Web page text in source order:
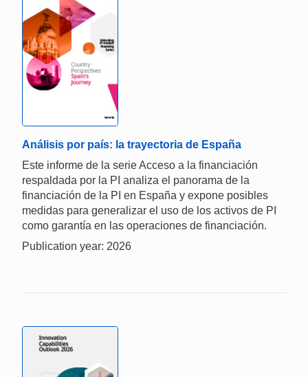
Análisis por país: la trayectoria de España
Este informe de la serie Acceso a la financiación
respaldada por la PI analiza el panorama de la
financiación de la PI en España y expone posibles
medidas para generalizar el uso de los activos de PI
como garantía en las operaciones de financiación.
Publication year: 2026